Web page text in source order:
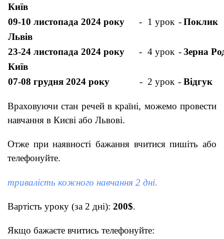
Київ
09-10 листопада 2024 року
- 1 урок -Поклик
Львів
23-24 листопада 2024 року
- 4 урок -Зерна
Київ
07-08 грудня 2024 року
- 2 урок - Відгук
Враховуючи стан речей в країні, можемо провести
навчання в Києві або Львові.
Отже при наявності бажання вчитися пишіть або
телефонуйте.
тривалість кожного навчання 2 дні.
Вартість уроку (за 2 дні): 200$.
Якщо бажаєте вчитись телефонуйте: